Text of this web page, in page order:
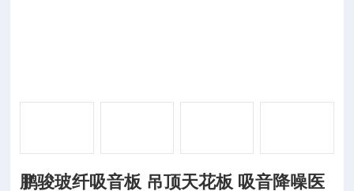
鹏骏玻纤吸音板 吊顶天花板 吸音降噪医